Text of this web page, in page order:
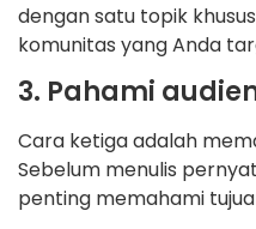
dengan satu topik
komunitas yang Anda
3. Pahami
Cara ketiga adalah
Sebelum menulis
penting memahami